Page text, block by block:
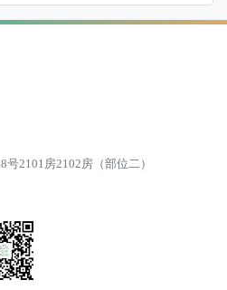
2101房2102房（部位二）